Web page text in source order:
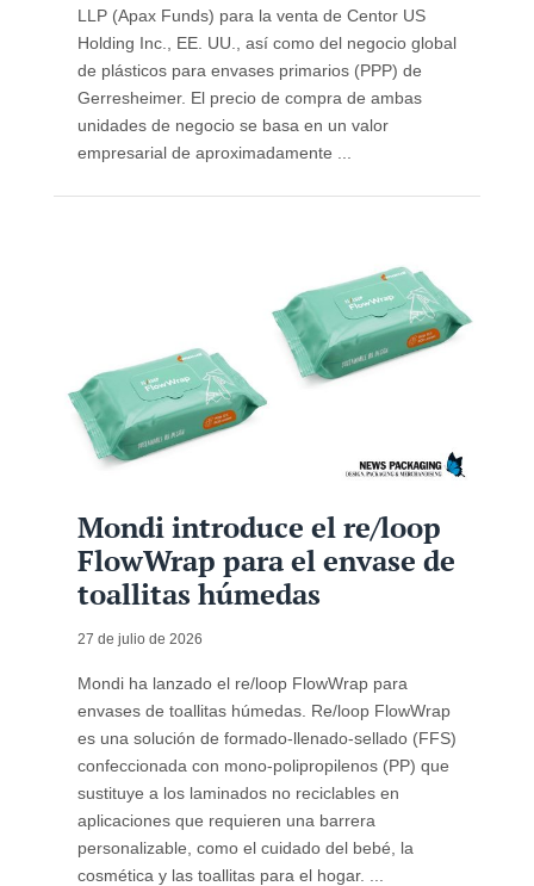
LLP (Apax Funds) para la venta de Centor US
Holding Inc., EE. UU., así como del negocio global
de plásticos para envases primarios (PPP) de
Gerresheimer. El precio de compra de ambas
unidades de negocio se basa en un valor
empresarial de aproximadamente ...
Mondi introduce el re/loop
FlowWrap para el envase de
toallitas húmedas
27 de julio de 2026
Mondi ha lanzado el re/loop FlowWrap para
envases de toallitas húmedas. Re/loop FlowWrap
es una solución de formado‑llenado‑sellado (FFS)
confeccionada con mono-polipropilenos (PP) que
sustituye a los laminados no reciclables en
aplicaciones que requieren una barrera
personalizable, como el cuidado del bebé, la
cosmética y las toallitas para el hogar. ...